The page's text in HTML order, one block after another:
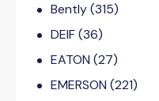
Bently(315)
DEIF(36)
EATON (27)
EMERSON (221)